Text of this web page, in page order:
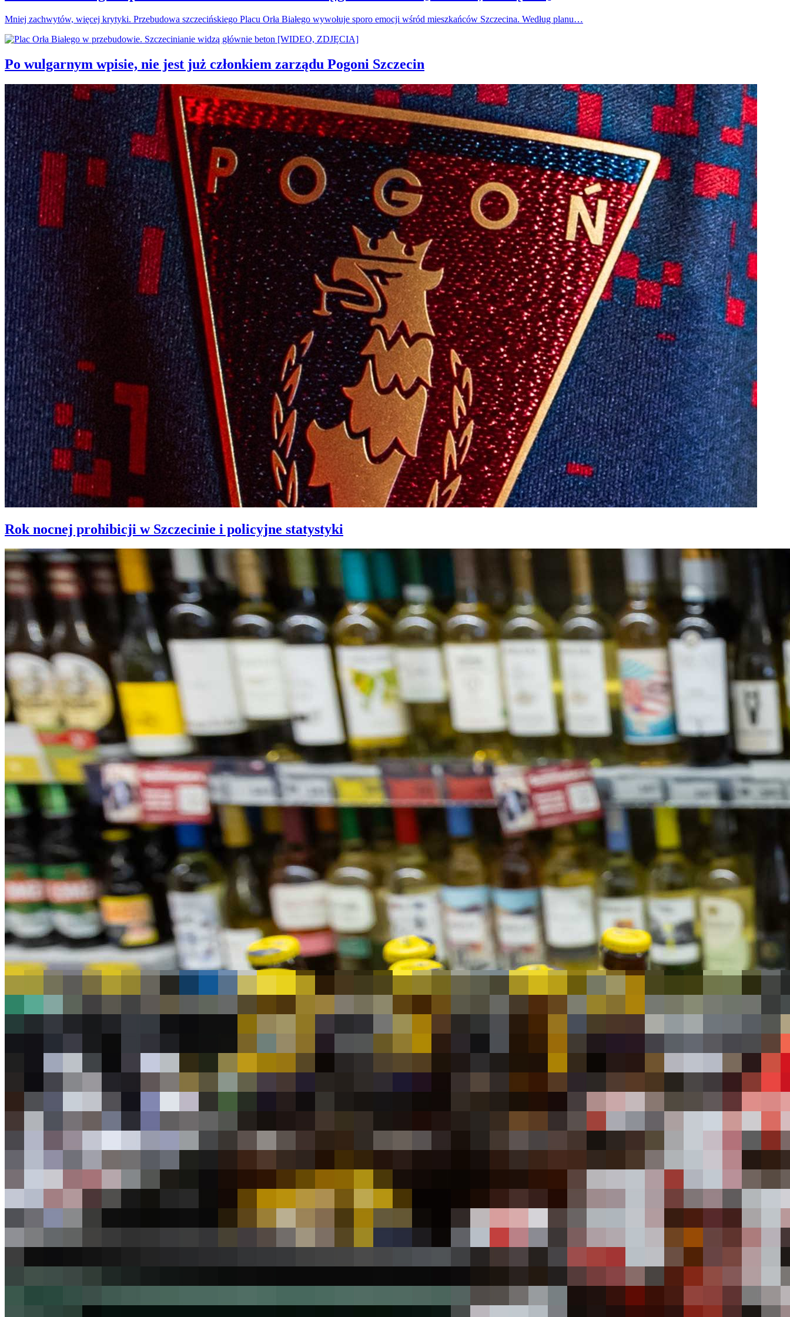
Mniej zachwytów, więcej krytyki. Przebudowa szczecińskiego Placu Orła Białego wywołuje sporo emocji wśród mieszkańców Szczecina. Według planu…
Po wulgarnym wpisie, nie jest już członkiem zarządu Pogoni Szczecin
Rok nocnej prohibicji w Szczecinie i policyjne statystyki